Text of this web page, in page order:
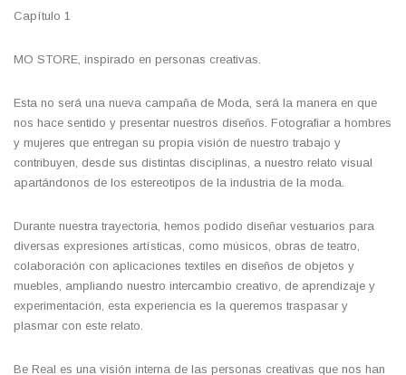
Capítulo 1
MO STORE, inspirado en personas creativas.
Esta no será una nueva campaña de Moda, será la manera en que
nos hace sentido y presentar nuestros diseños. Fotografiar a hombres
y mujeres que entregan su propia visión de nuestro trabajo y
contribuyen, desde sus distintas disciplinas, a nuestro relato visual
apartándonos de los estereotipos de la industria de la moda.
Durante nuestra trayectoria, hemos podido diseñar vestuarios para
diversas expresiones artísticas, como músicos, obras de teatro,
colaboración con aplicaciones textiles en diseños de objetos y
muebles, ampliando nuestro intercambio creativo, de aprendizaje y
experimentación, esta experiencia es la queremos traspasar y
plasmar con este relato.
Be Real es una visión interna de las personas creativas que nos han